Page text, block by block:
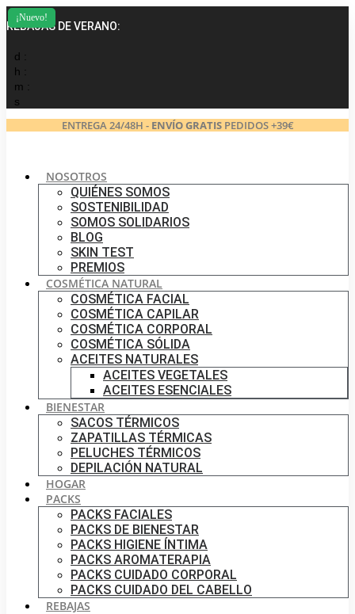
Ir
al
REBAJAS DE VERANO:
d :
h :
m :
s
ENTREGA 24/48H - ENVÍO GRATISPEDIDOS +39€
NOSOTROS
QUIÉNES SOMOS
SOSTENIBILIDAD
SOMOS SOLIDARIOS
BLOG
SKIN TEST
PREMIOS
COSMÉTICA NATURAL
COSMÉTICA FACIAL
COSMÉTICA CAPILAR
COSMÉTICA CORPORAL
COSMÉTICA SÓLIDA
ACEITES NATURALES
ACEITES VEGETALES
ACEITES ESENCIALES
BIENESTAR
SACOS TÉRMICOS
ZAPATILLAS TÉRMICAS
PELUCHES TÉRMICOS
DEPILACIÓN NATURAL
HOGAR
PACKS
PACKS FACIALES
PACKS DE BIENESTAR
PACKS HIGIENE ÍNTIMA
PACKS AROMATERAPIA
PACKS CUIDADO CORPORAL
PACKS CUIDADO DEL CABELLO
REBAJAS
¡Nuevo!